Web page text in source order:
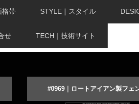
格帯 STYLE｜スタイル
せ TECH｜技術サイト
#0969｜ロートアイアン製フェ